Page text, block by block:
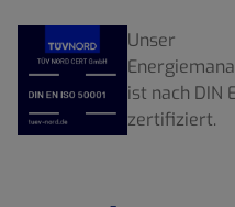
Unser
ist nach DIN
zertifiziert.